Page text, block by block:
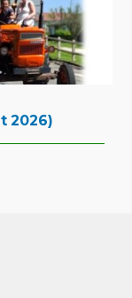
2026)
2026)